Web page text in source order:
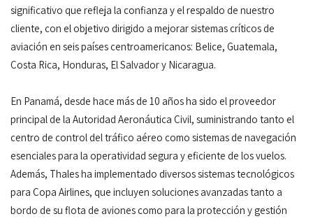
significativo que refleja la confianza y el respaldo de nuestro
cliente, con el objetivo dirigido a mejorar sistemas críticos de
aviación en seis países centroamericanos: Belice, Guatemala,
Costa Rica, Honduras, El Salvador y Nicaragua.
En Panamá, desde hace más de 10 años ha sido el proveedor
principal de la Autoridad Aeronáutica Civil, suministrando tanto el
centro de control del tráfico aéreo como sistemas de navegación
esenciales para la operatividad segura y eficiente de los vuelos.
Además, Thales ha implementado diversos sistemas tecnológicos
para Copa Airlines, que incluyen soluciones avanzadas tanto a
bordo de su flota de aviones como para la protección y gestión